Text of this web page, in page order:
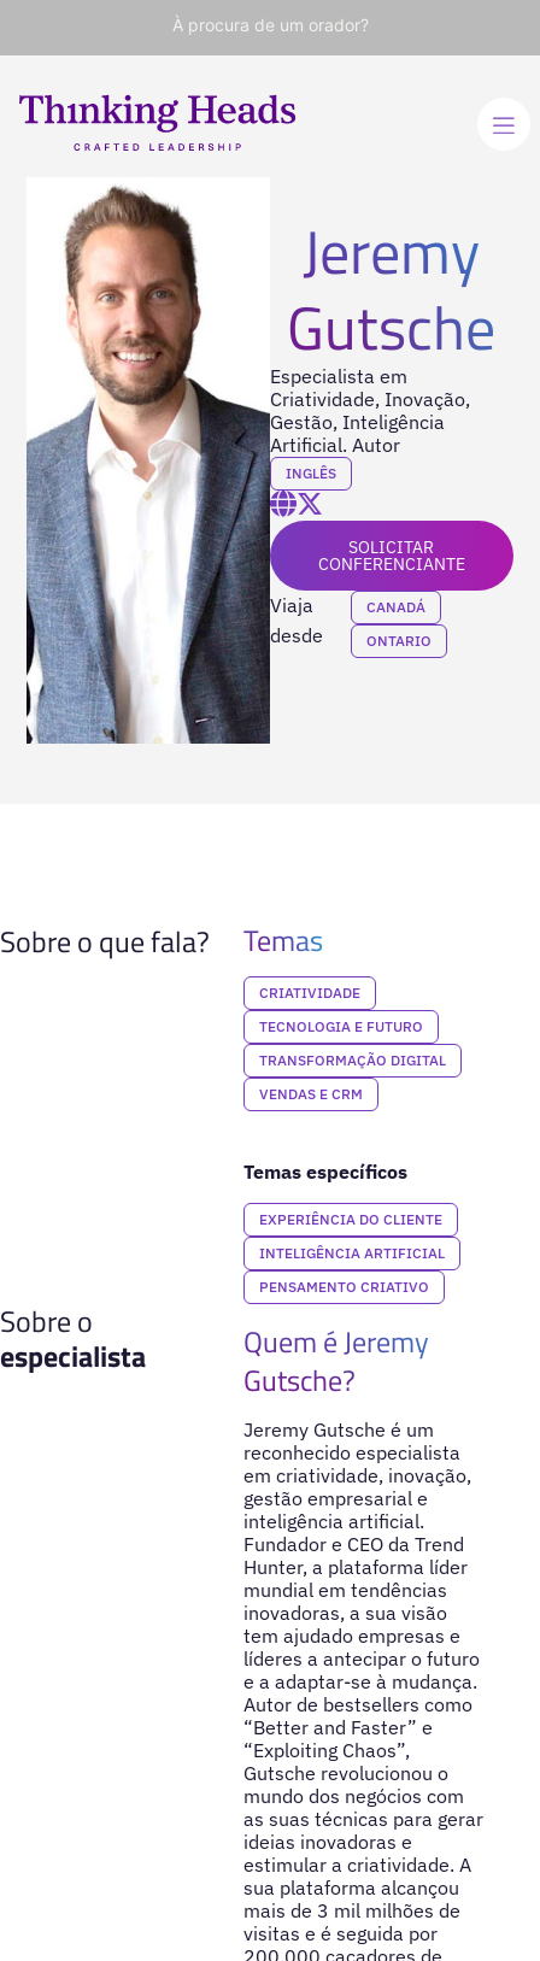
À procura de um orador?
Jeremy
Gutsche
Especialista em
Criatividade, Inovação,
Gestão, Inteligência
Artificial. Autor
INGLÊS
SOLICITAR
CONFERENCIANTE
Viaja
desde
CANADÁ
ONTARIO
Sobre o que fala? Temas
CRIATIVIDADE
TECNOLOGIA E FUTURO
TRANSFORMAÇÃO DIGITAL
VENDAS E CRM
Temas específicos
EXPERIÊNCIA DO CLIENTE
INTELIGÊNCIA ARTIFICIAL
PENSAMENTO CRIATIVO
Sobre o
especialista
Quem é Jeremy
Gutsche?
Jeremy Gutsche é um
reconhecido especialista
em criatividade, inovação,
gestão empresarial e
inteligência artificial.
Fundador e CEO da Trend
Hunter, a plataforma líder
mundial em tendências
inovadoras, a sua visão
tem ajudado empresas e
líderes a antecipar o futuro
e a adaptar-se à mudança.
Autor de bestsellers como
“Better and Faster” e
“Exploiting Chaos”,
Gutsche revolucionou o
mundo dos negócios com
as suas técnicas para gerar
ideias inovadoras e
estimular a criatividade. A
sua plataforma alcançou
mais de 3 mil milhões de
visitas e é seguida por
200.000 caçadores de